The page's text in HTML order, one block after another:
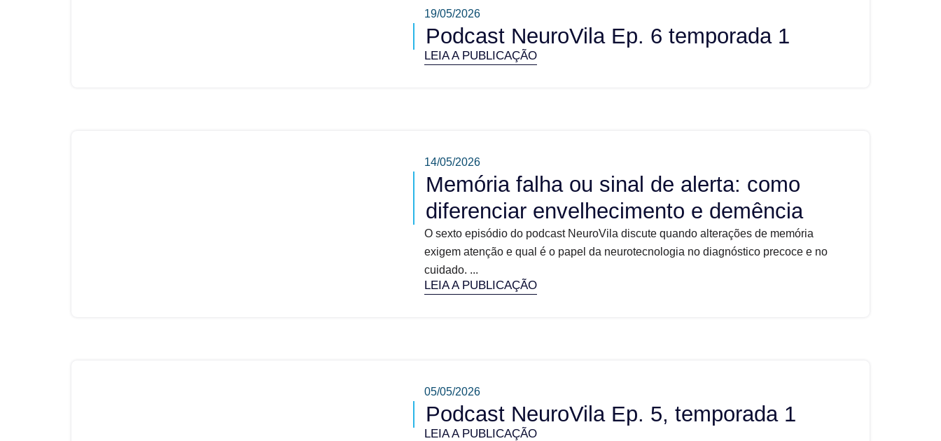
19/05/2026
Podcast NeuroVila Ep. 6 temporada 1
LEIA A PUBLICAÇÃO
14/05/2026
Memória falha ou sinal de alerta: como
diferenciar envelhecimento e demência
O sexto episódio do podcast NeuroVila discute quando alterações de memória
exigem atenção e qual é o papel da neurotecnologia no diagnóstico precoce e no
cuidado. ...
LEIA A PUBLICAÇÃO
05/05/2026
Podcast NeuroVila Ep. 5, temporada 1
LEIA A PUBLICAÇÃO